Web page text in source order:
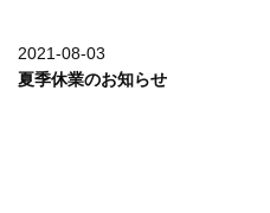
2021-08-03
夏季休業のお知らせ